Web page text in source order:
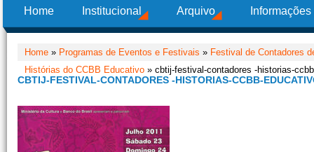
Home Institucional Arquivo
Home » Programas de Eventos e Festivais » Festival de Contadores
Histórias do CCBB Educativo » cbtij-festival-contadores -historias-
CBTIJ-FESTIVAL-CONTADORES -HISTORIAS-CCBB-